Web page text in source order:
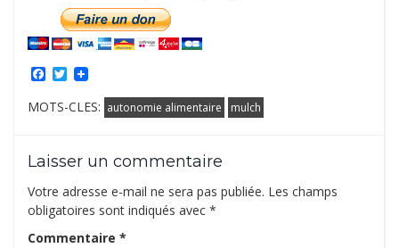
Facebook
Twitter
MOTS-CLES: autonomie alimentaire mulch
Laisser un commentaire
Votre adresse e-mail ne sera pas publiée. Les champs
obligatoires sont indiqués avec *
Commentaire *